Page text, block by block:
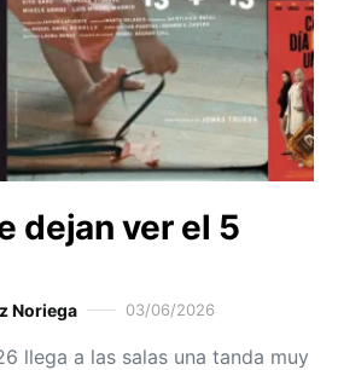
dejan ver el 5
Noriega 03/06/2026
llega a las salas una tanda muy